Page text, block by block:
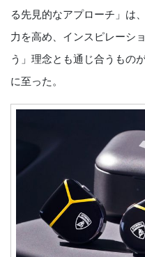
る先見的なアプローチ」は
力を高め、インスピレーシ
う」理念とも通じ合うもの
に至った。